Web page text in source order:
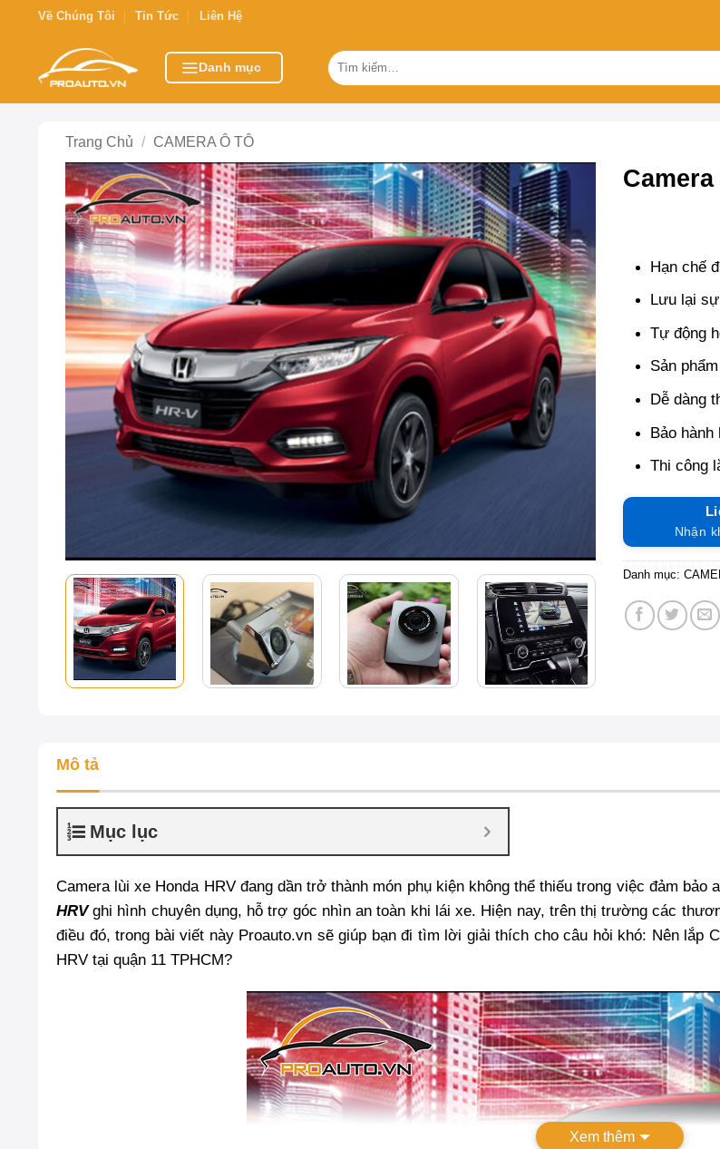
Về Chúng Tôi Tin Tức Liên Hệ
Danh mục
Tìm
kiếm:
Trang Chủ / CAMERA Ô TÔ
Hạn chế
Lưu lại
Tự động
Sản
Dễ dàng
Bảo
Thi công
Nhận
Danh mục:
Mô tả
Mục lục
Camera lùi xe Honda HRV đang dần trở thành món phụ kiện không thể thiếu trong việc đảm bảo
HRVghi hình chuyên dụng, hỗ trợ góc nhìn an toàn khi lái xe. Hiện nay, trên thị trường các
điều đó, trong bài viết này Proauto.vn sẽ giúp bạn đi tìm lời giải thích cho câu hỏi khó: Nên lắp
HRV tại quận 11 TPHCM?
Xem thêm